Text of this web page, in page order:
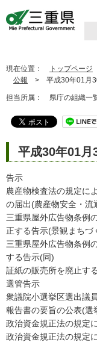
現在位置： トップページ
公報 > 平成30年01月
担当所属： 県庁の組織
平成30年01
告示
農産物検査法の規定に
の届出(農産物安全・流
三重県屋外広告物条例
正する告示(景観まちづ
三重県屋外広告物条例
する告示(同)
証紙の販売所を廃止す
選管告示
衆議院小選挙区選出議
報告書の要旨の公表(選
政治資金規正法の規定
政治資金規正法の規定